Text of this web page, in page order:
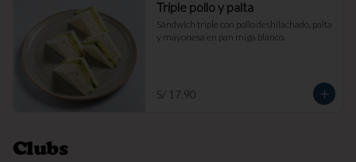
Triple pollo y palta
Sándwich triple con pollo deshilachado, palta
y mayonesa en pan miga blanco.
S/ 17.90
Clubs